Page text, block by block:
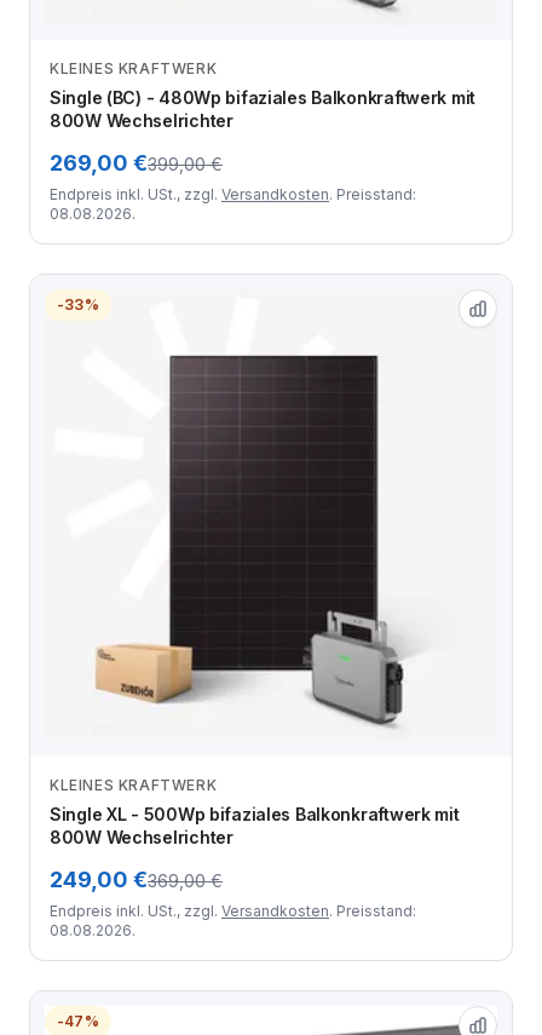
Zum Angebot
KLEINES KRAFTWERK
Single (BC) - 480Wp bifaziales Balkonkraftwerk mit
800W Wechselrichter
269,00 €399,00 €
Endpreis inkl. USt., zzgl. Versandkosten. Preisstand:
08.08.2026.
-33%
Zum Angebot
KLEINES KRAFTWERK
Single XL - 500Wp bifaziales Balkonkraftwerk mit
800W Wechselrichter
249,00 €369,00 €
Endpreis inkl. USt., zzgl. Versandkosten. Preisstand:
08.08.2026.
-47%